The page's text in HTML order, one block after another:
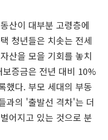
산이 대부분 고령층에
청년들은 치솟는 전세
산을 모을 기회를 놓치
증금은 전년 대비 10%
했다. 부모 세대의 부동
과의 '출발선 격차'는 더
어지고 있는 것으로 분